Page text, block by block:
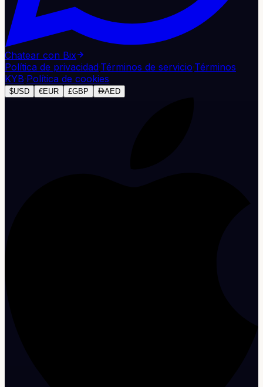
Chatear con Bix
Política de privacidad·Términos de servicio·Términos
KYB·Política de cookies
$USD €EUR £GBP AED